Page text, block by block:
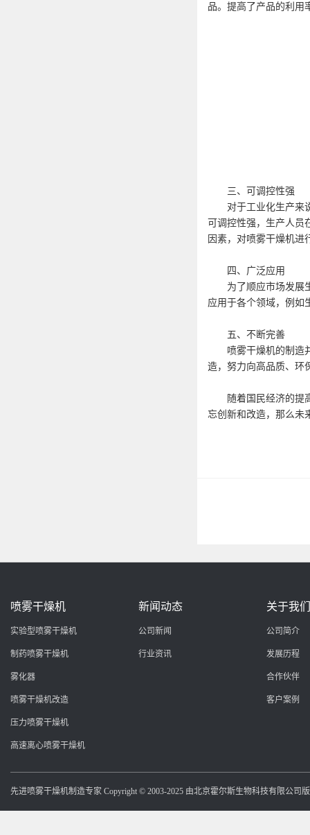
品。提高了产品的利用
三、可调控性强
对于工业化生产来说
可调控性强，生产人员
因素，对喷雾干燥机进
四、广泛应用
为了顺应市场发展生
应用于各个领域，例如
五、不断完善
喷雾干燥机的制造并
造，努力向高品质、环
随着国民经济的提高
忘创新和改造，那么未
喷雾干燥机
实验型喷雾干燥机
制药喷雾干燥机
雾化器
喷雾干燥机改造
压力喷雾干燥机
高速离心喷雾干燥机
新闻动态
公司新闻
行业资讯
关于我们
公司简介
发展历程
合作伙伴
客户案例
先进喷雾干燥机制造专家 Copyright © 2003-2025 由北京霍尔斯生物科技有限公司